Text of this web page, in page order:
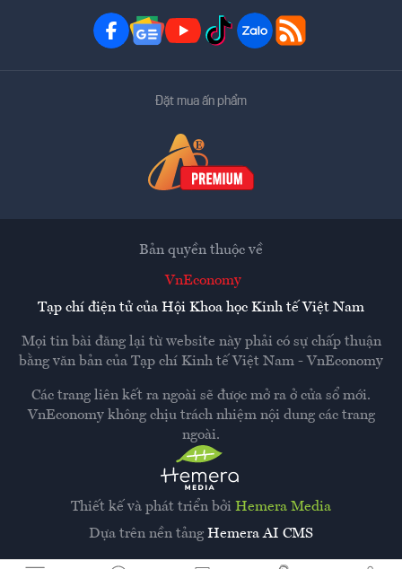
Đặt mua ấn phẩm
Thiết kế và phát triển bởi Hemera Media
Dựa trên nền tảng Hemera AI CMS
Bản quyền thuộc về
VnEconomy
Tạp chí điện tử của Hội Khoa học Kinh tế Việt Nam
Mọi tin bài đăng lại từ website này phải có sự chấp thuận
bằng văn bản của Tạp chí Kinh tế Việt Nam - VnEconomy
Các trang liên kết ra ngoài sẽ được mở ra ở cửa sổ mới.
VnEconomy không chịu trách nhiệm nội dung các trang
ngoài.